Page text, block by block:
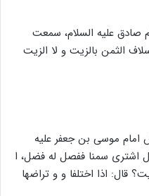
صادق علیه السلام، سمعت
الثمن بالزیت و لا الزیت
امام موسی بن جعفر علیه
اشتری سمنا ففصل له فضل، ا
قال: اذا اختلفا و و تراضها